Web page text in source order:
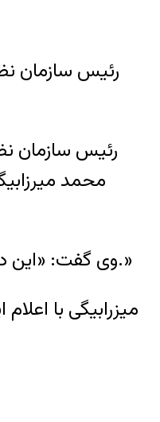
رئیس سازمان
محمد
وی گفت: «این در حالی است که دیه نقص عضو به یک کارگر ساختمانی هم که از بلندی سقوط می‌کند و دچار قطع نخاع می‌شود تعلق می‌گیرد.»
میزرابیگی با